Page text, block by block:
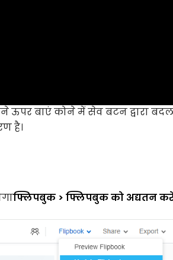
बाएं कोने में सेव बटन द्वारा
है।
फ्लिपबुक > फ्लिपबुक को अद्यतन